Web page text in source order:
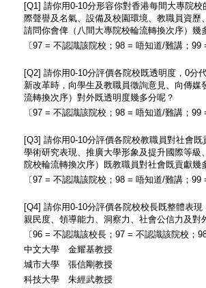
[Q1] 請你用0-10分形容你對香港每間大專院
際聲譽及名氣、設備及校園環境、教職員資歷
請問你會俾（八間大專院校輪流轉換次序）幾
〔97 = 不認識該院校；98 = 唔知道/難講；99
[Q2] 請你用0-10分評價各院校既透明度，0分
新改革時，向學生及教職員徵詢意見、向傳
流轉換次序）對外既透明度幾多分呢？
〔97 = 不認識該院校；98 = 唔知道/難講；99
[Q3] 請你用0-10分評價各院校教職員對社會
學術研究表現、推廣大學形象及提升國際等
院校輪流轉換次序）既教職員對社會既貢獻幾
〔97 = 不認識該院校；98 = 唔知道/難講；99
[Q4] 請你用0-10分評價各院校校長既整體表
親民度、領導能力、洞察力、社會公信力及
〔96 = 不認識該校長；97 = 不認識該院校；
中文大學 金耀基教授
城市大學 張信剛教授
科技大學 朱經武教授